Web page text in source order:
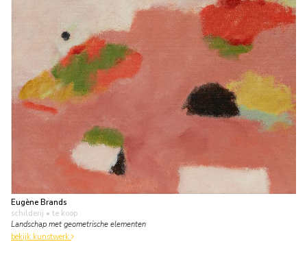
Eugène Brands
schilderij • te koop
Landschap met geometrische elementen
bekijk kunstwerk